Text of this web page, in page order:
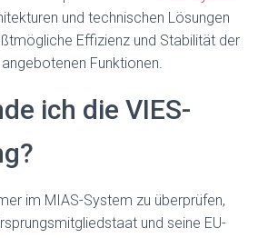
und technischen Lösungen
Effizienz und Stabilität der
Funktionen.
ich die VIES-
im MIAS-System zu überprüfen,
und seine EU-